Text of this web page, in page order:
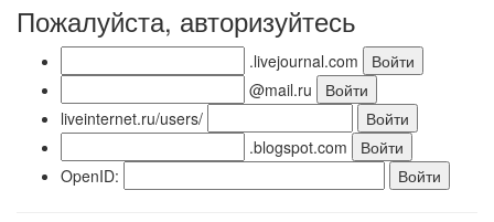
Пожалуйста, авторизуйтесь
.livejournal.com
@mail.ru
liveinternet.ru/users/
.blogspot.com
OpenID: